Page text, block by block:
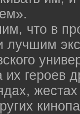
что в
лучшим
их героев